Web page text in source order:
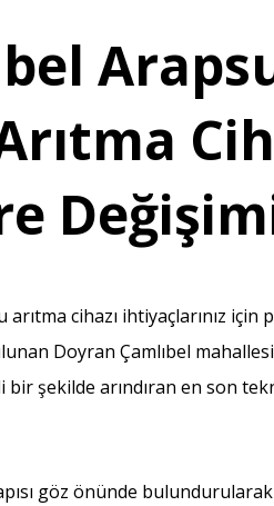
cihazı ihtiyaçlarınız
Doyran Çamlıbel
şekilde arındıran en son
göz önünde